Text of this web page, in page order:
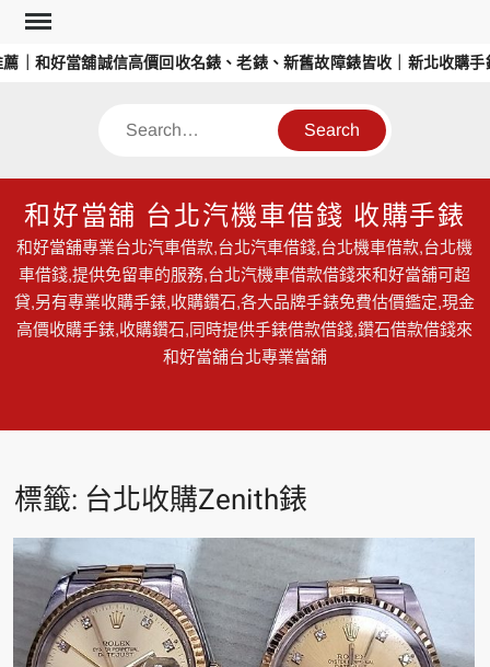
Skip
content
｜和好當舖誠信高價回收名錶、老錶、新舊故障錶皆收｜新北收購手
Search
和好當舖 台北汽機車借錢 收購手錶
和好當舖專業台北汽車借款,台北汽車借錢,台北機車借款,台北機
車借錢,提供免留車的服務,台北汽機車借款借錢來和好當舖可超
貸,另有專業收購手錶,收購鑽石,各大品牌手錶免費估價鑑定,現金
高價收購手錶,收購鑽石,同時提供手錶借款借錢,鑽石借款借錢來
和好當舖台北專業當舖
標籤: 台北收購Zenith錶